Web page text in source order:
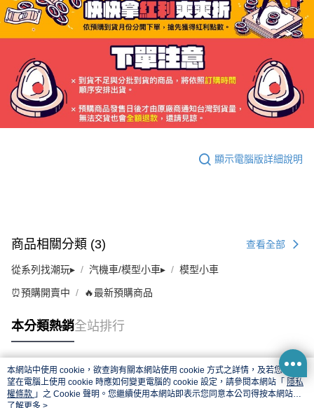
顯示電腦版詳細說明
商品相關分類 (3) 查看全部
從系列找潮玩▸ 汽機車/模型小車▸ 模型小車
⏰預購開賣中 🔥最新預購商品
本分類熱銷全站排行
熱門標籤
本網站中使用 cookie，欲查詢有關本網站使用 cookie 方式之詳情，及若您不希
望在電腦上使用 cookie 時應如何變更電腦的 cookie 設定，請參閱本網站「 隱私
權條款 」之 Cookie 聲明。您繼續使用本網站即表示您同意本公司得按本網站使
用條款之 Cookie 聲明使用 cookie。
了解更多 >